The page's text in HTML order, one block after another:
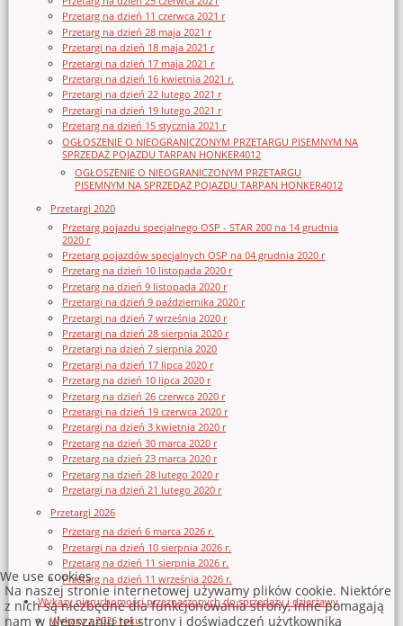
Przetarg na dzień 11 czerwca 2021 r
Przetarg na dzień 28 maja 2021 r
Przetargi na dzień 18 maja 2021 r
Przetargi na dzień 17 maja 2021 r
Przetargi na dzień 16 kwietnia 2021 r.
Przetargi na dzień 22 lutego 2021 r
Przetargi na dzień 19 lutego 2021 r
Przetarg na dzień 15 stycznia 2021 r
OGŁOSZENIE O NIEOGRANICZONYM PRZETARGU PISEMNYM NA
SPRZEDAŻ POJAZDU TARPAN HONKER4012
OGŁOSZENIE O NIEOGRANICZONYM PRZETARGU
PISEMNYM NA SPRZEDAŻ POJAZDU TARPAN HONKER4012
Przetargi 2020
Przetarg pojazdu specjalnego OSP - STAR 200 na 14 grudnia
2020 r
Przetarg pojazdów specjalnych OSP na 04 grudnia 2020 r
Przetarg na dzień 10 listopada 2020 r
Przetarg na dzień 9 listopada 2020 r
Przetargi na dzień 9 października 2020 r
Przetargi na dzień 7 września 2020 r
Przetargi na dzień 28 sierpnia 2020 r
Przetargi na dzień 7 sierpnia 2020
Przetargi na dzień 17 lipca 2020 r
Przetarg na dzień 10 lipca 2020 r
Przetarg na dzień 26 czerwca 2020 r
Przetargi na dzień 19 czerwca 2020 r
Przetargi na dzień 3 kwietnia 2020 r
Przetarg na dzień 30 marca 2020 r
Przetarg na dzień 23 marca 2020 r
Przetarg na dzień 28 lutego 2020 r
Przetargi na dzień 21 lutego 2020 r
Przetargi 2026
Przetarg na dzień 6 marca 2026 r.
Przetargi na dzień 10 sierpnia 2026 r.
Przetarg na dzień 11 sierpnia 2026 r.
Przetarg na dzień 11 września 2026 r.
Wykazy nieruchomości przeznaczonych do sprzedaży i dzierżawy
Wykazy z 2026 roku
We use cookies
Na naszej stronie internetowej używamy plików cookie. Niektóre
z nich są niezbędne dla funkcjonowania strony, inne pomagają
nam w ulepszaniu tej strony i doświadczeń użytkownika